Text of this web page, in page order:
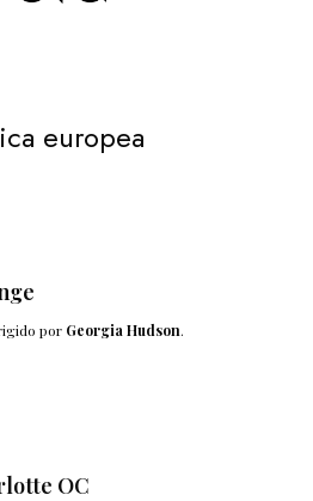
europea
por Georgia Hudson.
OC